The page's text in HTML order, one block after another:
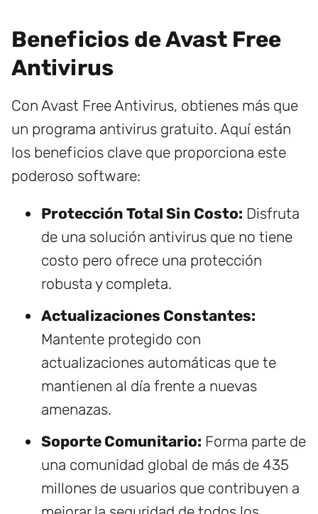
Beneficios de Avast Free
Antivirus
Con Avast Free Antivirus, obtienes más que
un programa antivirus gratuito. Aquí están
los beneficios clave que proporciona este
poderoso software:
Protección Total Sin Costo: Disfruta
de una solución antivirus que no tiene
costo pero ofrece una protección
robusta y completa.
Actualizaciones Constantes:
Mantente protegido con
actualizaciones automáticas que te
mantienen al día frente a nuevas
amenazas.
Soporte Comunitario: Forma parte de
una comunidad global de más de 435
millones de usuarios que contribuyen a